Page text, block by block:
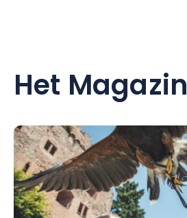
Het Magazin